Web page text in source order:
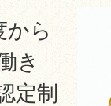
から
き
定制